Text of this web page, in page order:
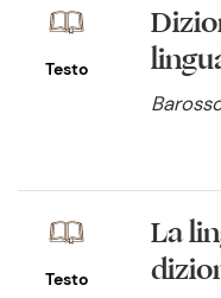
Testo
Testo
La